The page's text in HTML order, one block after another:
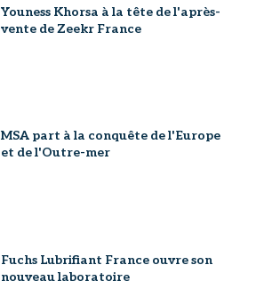
Youness Khorsa à la tête de l'après-
vente de Zeekr France
MSA part à la conquête de l'Europe
et de l'Outre-mer
Fuchs Lubrifiant France ouvre son
nouveau laboratoire